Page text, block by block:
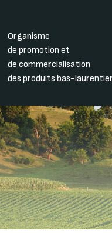
Organisme
de promotion et
de commercialisation
des produits bas-